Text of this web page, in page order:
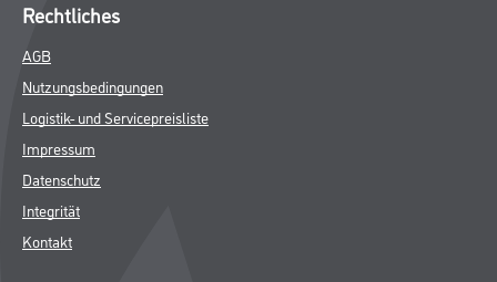
Rechtliches
AGB
Nutzungsbedingungen
Logistik- und Servicepreisliste
Impressum
Datenschutz
Integrität
Kontakt